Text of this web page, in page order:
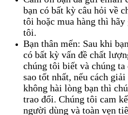
bạn có bất kỳ câu hỏi về
tôi hoặc mua hàng thì
tôi.
Bạn thân mến: Sau khi
có bất kỳ vấn đề chất
chúng tôi biết và chúng
sao tốt nhất, nếu cách
không hài lòng bạn thì
trao đổi. Chúng tôi cam
người dùng và toàn vẹn